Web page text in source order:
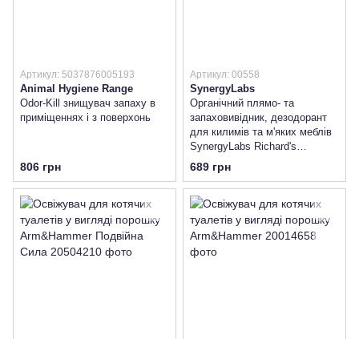
Артикул: 5037876005193
Animal Hygiene Range
Odor-Kill знищувач запаху в
приміщеннях і з поверхонь
806 грн
Артикул: 00558
SynergyLabs
Органічний плямо- та
запаховивідник, дезодорант
для килимів та м'яких меблів
SynergyLabs Richard's
Organics
689 грн